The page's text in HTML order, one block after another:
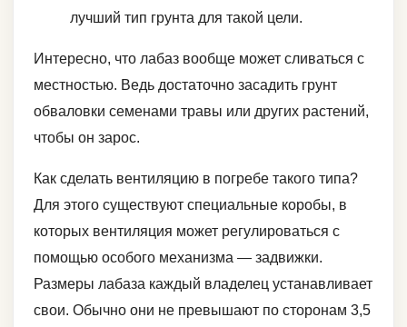
лучший тип грунта для такой цели.
Интересно, что лабаз вообще может сливаться с
местностью. Ведь достаточно засадить грунт
обваловки семенами травы или других растений,
чтобы он зарос.
Как сделать вентиляцию в погребе такого типа?
Для этого существуют специальные коробы, в
которых вентиляция может регулироваться с
помощью особого механизма — задвижки.
Размеры лабаза каждый владелец устанавливает
свои. Обычно они не превышают по сторонам 3,5